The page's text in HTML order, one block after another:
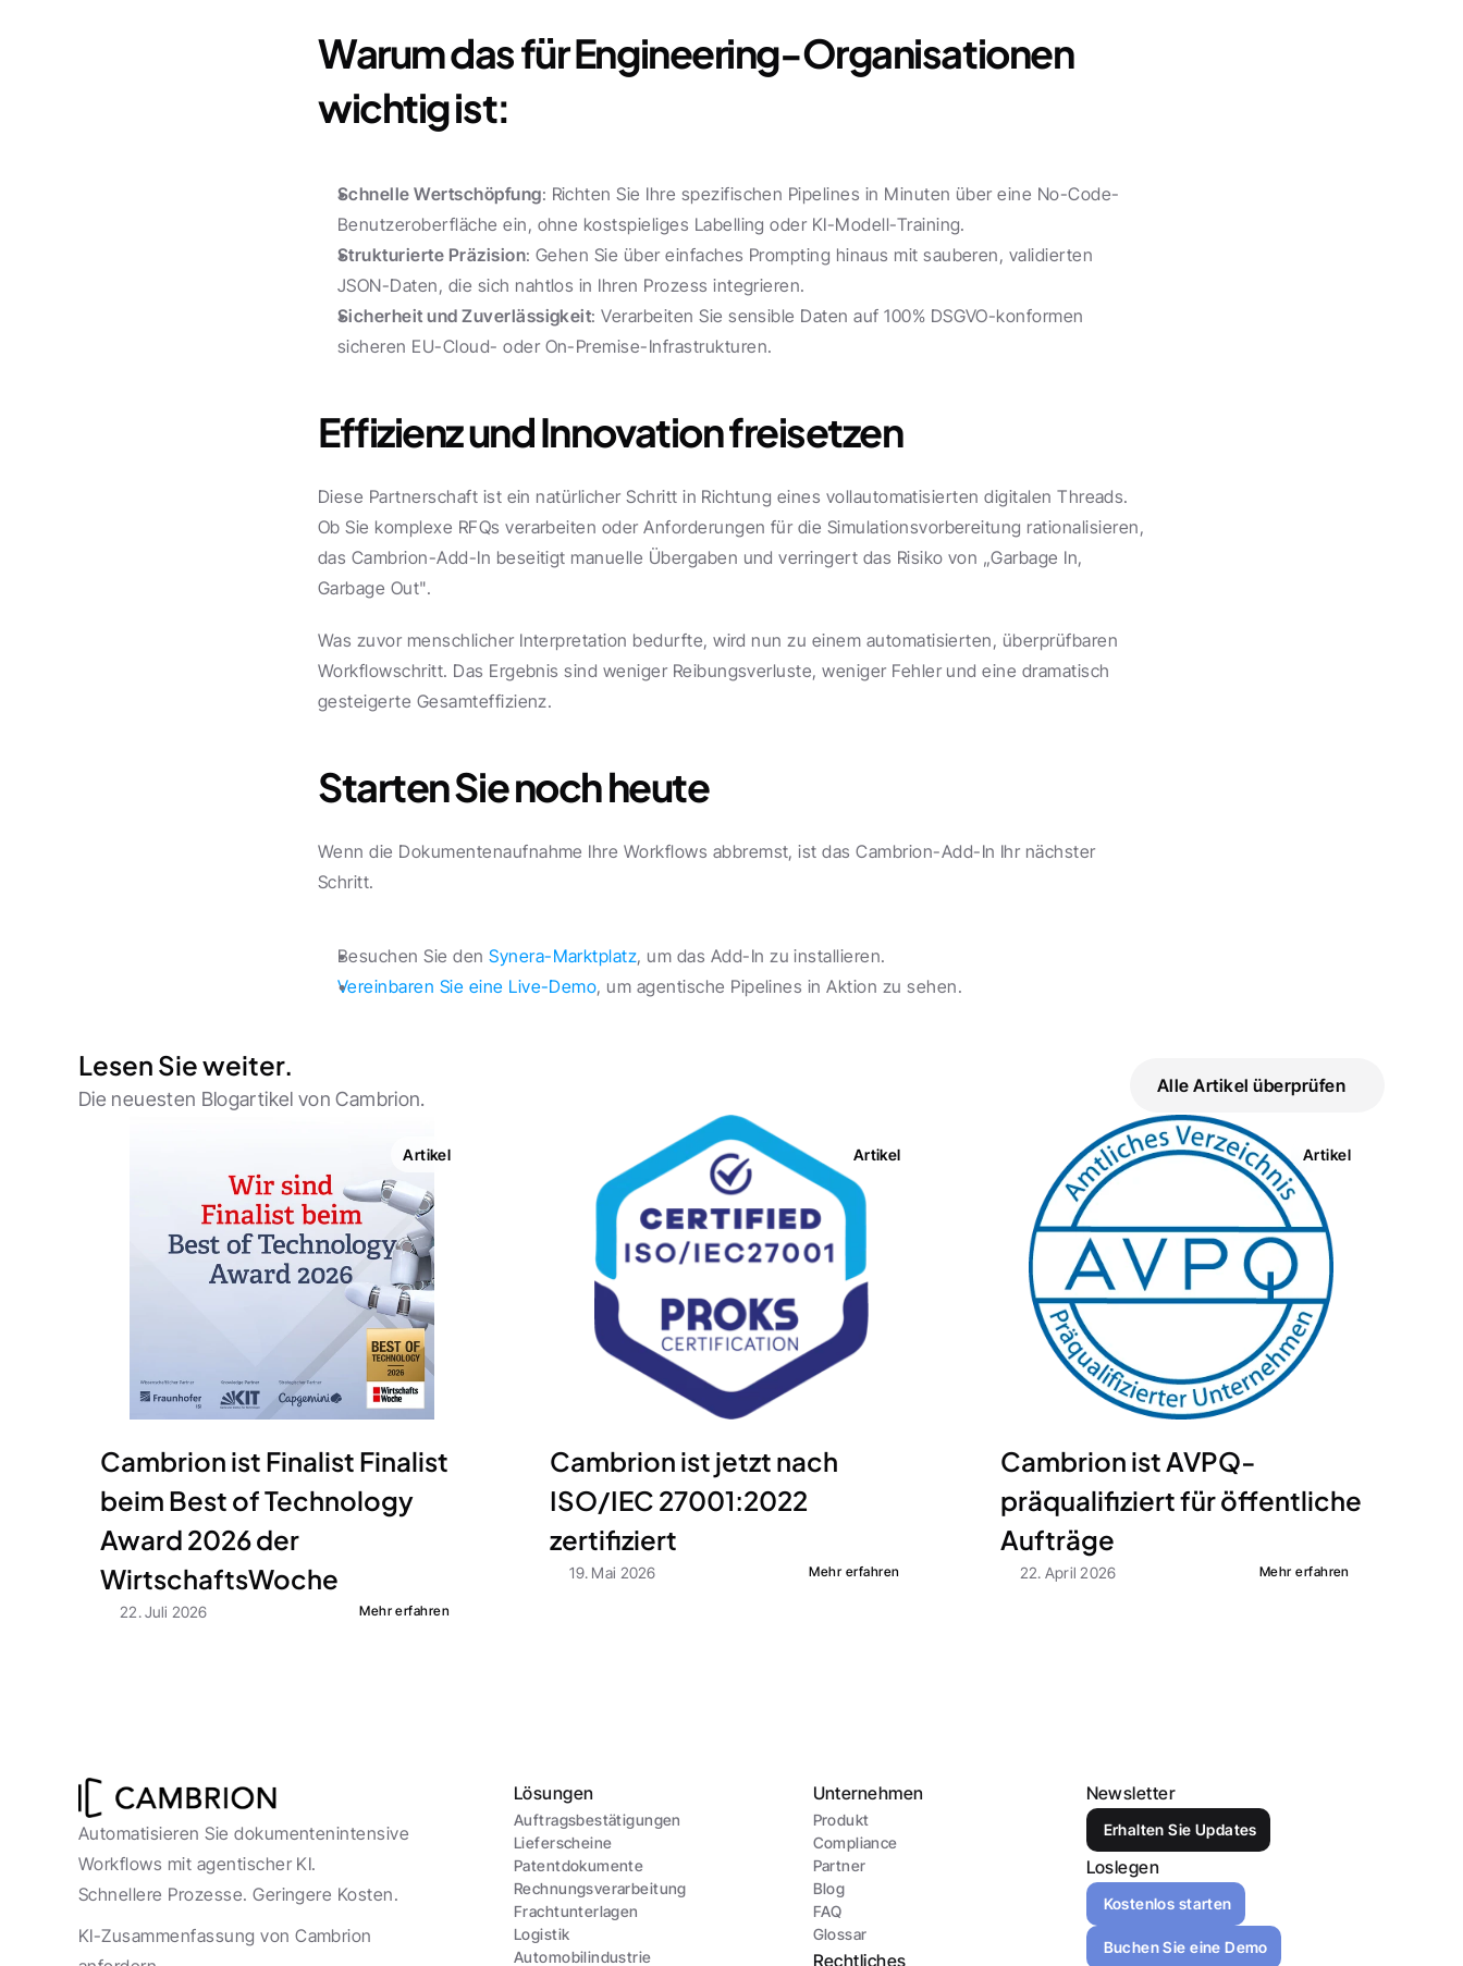
Warum das für Engineering-Organisationen
wichtig ist:
Schnelle Wertschöpfung: Richten Sie Ihre spezifischen Pipelines in Minuten über eine No-Code-
Benutzeroberfläche ein, ohne kostspieliges Labelling oder KI-Modell-Training.
Strukturierte Präzision: Gehen Sie über einfaches Prompting hinaus mit sauberen, validierten
JSON-Daten, die sich nahtlos in Ihren Prozess integrieren.
Sicherheit und Zuverlässigkeit: Verarbeiten Sie sensible Daten auf 100% DSGVO-konformen
sicheren EU-Cloud- oder On-Premise-Infrastrukturen.
Effizienz und Innovation freisetzen
Diese Partnerschaft ist ein natürlicher Schritt in Richtung eines vollautomatisierten digitalen Threads.
Ob Sie komplexe RFQs verarbeiten oder Anforderungen für die Simulationsvorbereitung rationalisieren,
das Cambrion-Add-In beseitigt manuelle Übergaben und verringert das Risiko von „Garbage In,
Garbage Out".
Was zuvor menschlicher Interpretation bedurfte, wird nun zu einem automatisierten, überprüfbaren
Workflowschritt. Das Ergebnis sind weniger Reibungsverluste, weniger Fehler und eine dramatisch
gesteigerte Gesamteffizienz.
Starten Sie noch heute
Wenn die Dokumentenaufnahme Ihre Workflows abbremst, ist das Cambrion-Add-In Ihr nächster
Schritt.
Besuchen Sie den Synera-Marktplatz, um das Add-In zu installieren.
Vereinbaren Sie eine Live-Demo, um agentische Pipelines in Aktion zu sehen.
Lesen Sie weiter.
Die neuesten Blogartikel von Cambrion.
Alle Artikel überprüfen
Artikel
Cambrion ist Finalist Finalist
beim Best of Technology
Award 2026 der
WirtschaftsWoche
22. Juli 2026 Mehr erfahren
Artikel
Cambrion ist jetzt nach
ISO/IEC 27001:2022
zertifiziert
19. Mai 2026 Mehr erfahren
Artikel
Cambrion ist AVPQ-
präqualifiziert für öffentliche
Aufträge
22. April 2026 Mehr erfahren
Automatisieren Sie dokumentenintensive
Workflows mit agentischer KI.
Schnellere Prozesse. Geringere Kosten.
KI-Zusammenfassung von Cambrion
Lösungen
Auftragsbestätigungen
Lieferscheine
Patentdokumente
Rechnungsverarbeitung
Frachtunterlagen
Logistik
Automobilindustrie
Unternehmen
Produkt
Compliance
Partner
Blog
FAQ
Glossar
Rechtliches
Newsletter
Erhalten Sie Updates
Loslegen
Kostenlos starten
Buchen Sie eine Demo